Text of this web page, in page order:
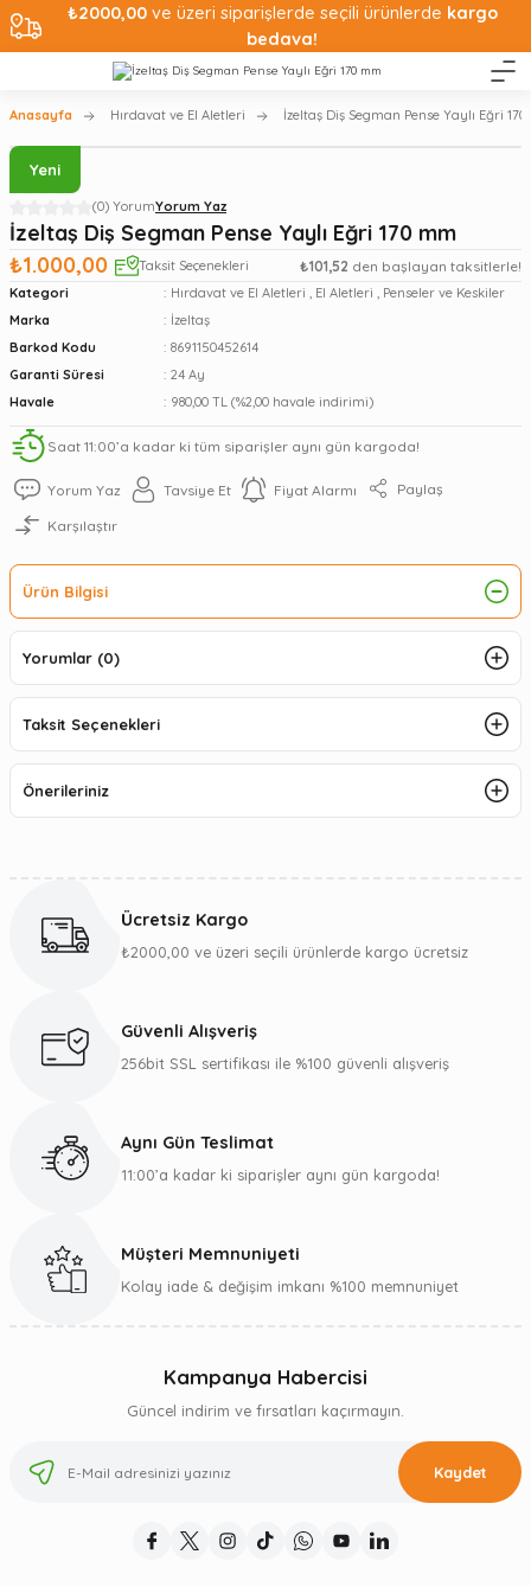
₺2000,00ve üzeri siparişlerde seçili ürünlerde kargo
bedava!
Anasayfa Hırdavat ve El Aletleri İzeltaş Diş Segman Pense Yaylı Eğri
Yeni
(0) YorumYorum Yaz
İzeltaş Diş Segman Pense Yaylı Eğri 170 mm
₺1.000,00
Taksit Seçenekleri ₺101,52 den başlayan taksitlerle!
Kategori Hırdavat ve El Aletleri , El Aletleri , Penseler ve Keskiler
Marka
İzeltaş
Barkod Kodu
8691150452614
Garanti Süresi
24 Ay
Havale
980,00 TL (%2,00 havale indirimi)
Saat 11:00’a kadar ki tüm siparişler aynı gün kargoda!
Yorum Yaz Tavsiye Et Fiyat Alarmı Paylaş
Karşılaştır
Ürün Bilgisi
Yorumlar (0)
Taksit Seçenekleri
Önerileriniz
Ücretsiz Kargo
₺2000,00 ve üzeri seçili ürünlerde kargo ücretsiz
Güvenli Alışveriş
256bit SSL sertifikası ile %100 güvenli alışveriş
Aynı Gün Teslimat
11:00’a kadar ki siparişler aynı gün kargoda!
Müşteri Memnuniyeti
Kolay iade & değişim imkanı %100 memnuniyet
Kampanya Habercisi
Güncel indirim ve fırsatları kaçırmayın.
Kaydet